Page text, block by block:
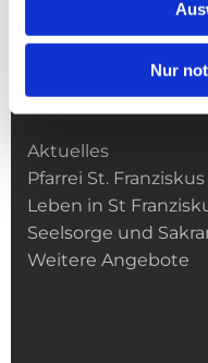
Nur
Kirchengemeinde­­
Aktuelles
Pfarrei St. Franziskus
Leben in St
Seelsorge und
Weitere Angebote